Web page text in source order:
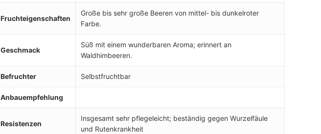
Fruchteigenschaften
Große bis sehr große Beeren von mittel- bis dunkelroter
Farbe.
Geschmack
Süß mit einem wunderbaren Aroma; erinnert an
Waldhimbeeren.
Befruchter Selbstfruchtbar
Anbauempfehlung
Resistenzen
Insgesamt sehr pflegeleicht; beständig gegen Wurzelfäule
und Rutenkrankheit